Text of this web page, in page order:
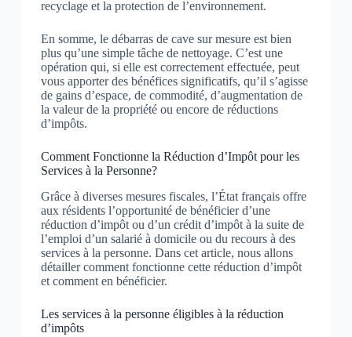
recyclage et la protection de l’environnement.
En somme, le débarras de cave sur mesure est bien
plus qu’une simple tâche de nettoyage. C’est une
opération qui, si elle est correctement effectuée, peut
vous apporter des bénéfices significatifs, qu’il s’agisse
de gains d’espace, de commodité, d’augmentation de
la valeur de la propriété ou encore de réductions
d’impôts.
Comment Fonctionne la Réduction d’Impôt pour les
Services à la Personne?
Grâce à diverses mesures fiscales, l’État français offre
aux résidents l’opportunité de bénéficier d’une
réduction d’impôt ou d’un crédit d’impôt à la suite de
l’emploi d’un salarié à domicile ou du recours à des
services à la personne. Dans cet article, nous allons
détailler comment fonctionne cette réduction d’impôt
et comment en bénéficier.
Les services à la personne éligibles à la réduction
d’impôts